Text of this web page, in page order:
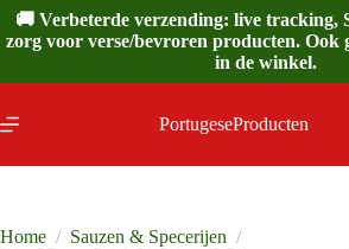
Ga
naar
de
🚚 Verbeterde verzending: live tracking,
zorg voor verse/bevroren producten. Ook
in de winkel.
PortugeseProducten
Home / Sauzen & Specerijen /